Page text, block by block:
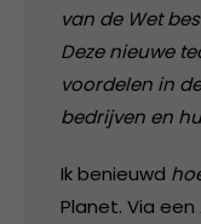
van de Wet
Deze nieuwe
voordelen in
bedrijven en
Ik benieuwd
Planet. Via een